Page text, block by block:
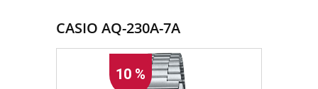
CASIO AQ-230A-7A
10 %